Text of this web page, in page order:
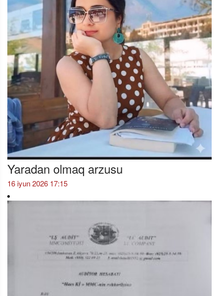
Yaradan olmaq arzusu
16 iyun 2026 17:15